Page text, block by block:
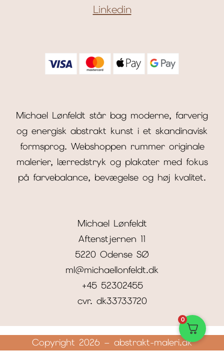
Linkedin
Michael Lønfeldt står bag moderne, farverig
og energisk abstrakt kunst i et skandinavisk
formsprog. Webshoppen rummer originale
malerier, lærredstryk og plakater med fokus
på farvebalance, bevægelse og høj kvalitet.
Michael Lønfeldt
Aftenstjernen 11
5220 Odense SØ
ml@michaellonfeldt.dk
+45 52302455
cvr. dk33733720
Copyright 2026 – abstrakt-maleri.dk
0